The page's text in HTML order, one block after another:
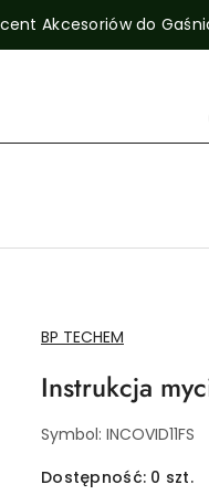
Akcesoriów do
NAZWA
PRODUCENTA:
BP TECHEM
Instrukcja
Symbol: INCOVID11FS
Dostępność: 0 szt.